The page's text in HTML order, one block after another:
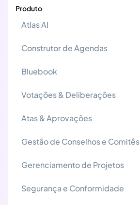
Produto
Atlas AI
Construtor de Agendas
Bluebook
Votações & Deliberações
Atas & Aprovações
Gestão de Conselhos e Comitês
Gerenciamento de Projetos
Segurança e Conformidade